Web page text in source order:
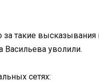
за такие
Васильева уволили.
сетях: